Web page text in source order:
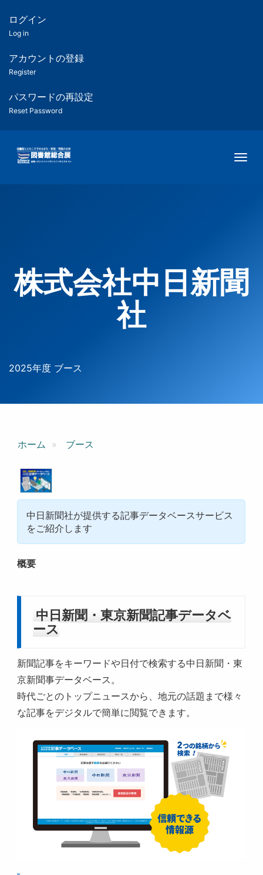
ツ
匿
名
ユ
ー
ー
用
メ
ログイン
Log in
アカウントの登録
Register
パスワードの再設定
Reset Password
株式会社中日新聞
社
2025年度 ブース
ホーム ブース
中日新聞社が提供する記事データベースサービス
をご紹介します
概要
中日新聞・東京新聞記事データベ
ース
新聞記事をキーワードや日付で検索する中日新聞・東
京新聞事データベース。
時代ごとのトップニュースから、地元の話題まで様々
な記事をデジタルで簡単に閲覧できます。